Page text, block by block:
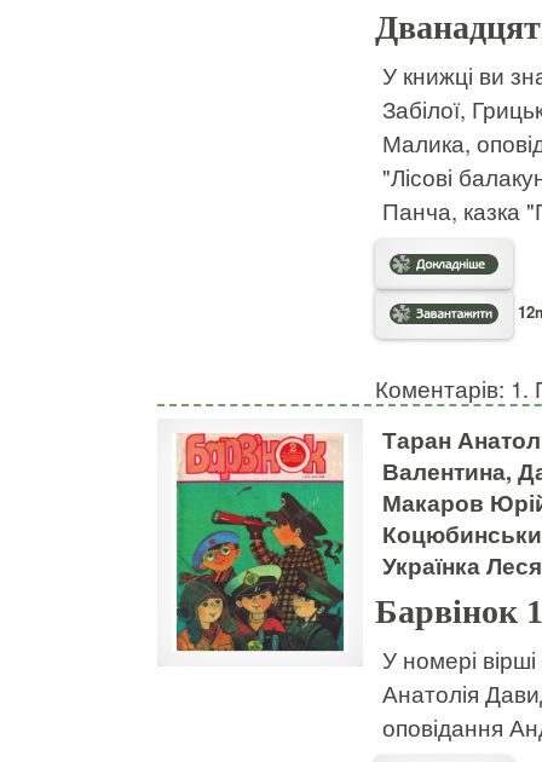
У книжці ви
Забілої,
Малика,
"Лісові
Панча, казка
Коментарів: 1.
Таран
Валентина,
Макаров
Українка
Барвінок
У номері
Анатолія
оповідання